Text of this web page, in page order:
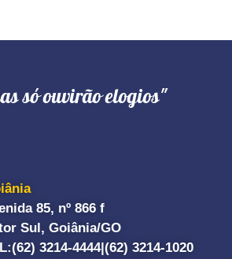
só ouvirão elogios"
85, nº 866 f
Sul, Goiânia/GO
(62) 3214-4444| (62) 3214-1020